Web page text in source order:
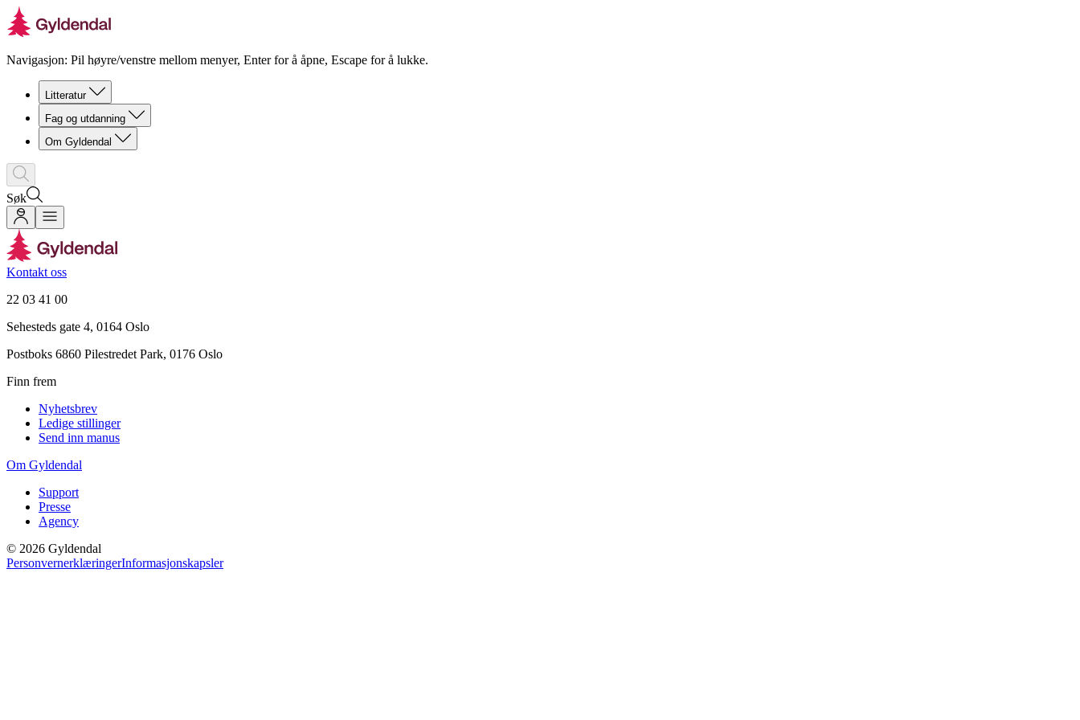
Navigasjon: Pil høyre/venstre mellom menyer, Enter for å åpne, Escape for å lukke.
Litteratur
Fag og utdanning
Om Gyldendal
Søk
Kontakt oss
22 03 41 00
Sehesteds gate 4, 0164 Oslo
Postboks 6860 Pilestredet Park, 0176 Oslo
Finn frem
Nyhetsbrev
Ledige stillinger
Send inn manus
Om Gyldendal
Support
Presse
Agency
© 2026 Gyldendal
PersonvernerklæringerInformasjonskapsler